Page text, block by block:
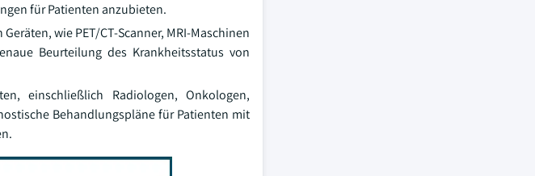
für Patienten anzubieten.
wie PET/CT-Scanner, MRI-Maschinen
Beurteilung des Krankheitsstatus von
einschließlich Radiologen, Onkologen,
Behandlungspläne für Patienten mit